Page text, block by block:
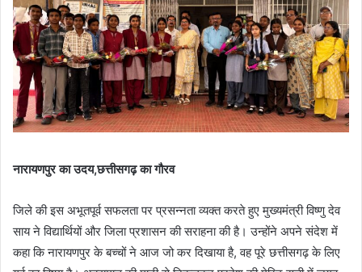
नारायणपुर का उदय,छत्तीसगढ़ का गौरव
​जिले की इस अभूतपूर्व सफलता पर प्रसन्नता व्यक्त करते हुए मुख्यमंत्री विष्णु देव
साय ने विद्यार्थियों और जिला प्रशासन की सराहना की है। उन्होंने अपने संदेश में
कहा कि नारायणपुर के बच्चों ने आज जो कर दिखाया है, वह पूरे छत्तीसगढ़ के लिए